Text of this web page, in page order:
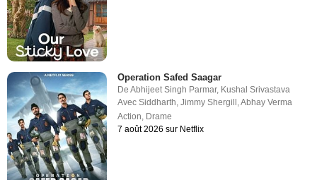
Operation Safed Saagar
DeAbhijeet Singh Parmar, Kushal Srivastava
AvecSiddharth,Jimmy Shergill ,Abhay Verma
Action, Drame
7 août 2026 sur Netflix